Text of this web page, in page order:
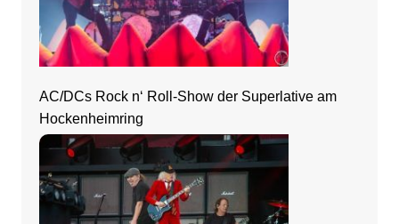
AC/DCs Rock n‘ Roll-Show der Superlative am
Hockenheimring